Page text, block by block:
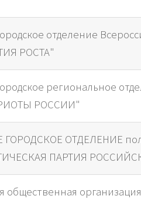
отделение
РОСТА"
региональное
РОССИИ"
ОТДЕЛЕНИЕ
ПАРТИЯ
общественная